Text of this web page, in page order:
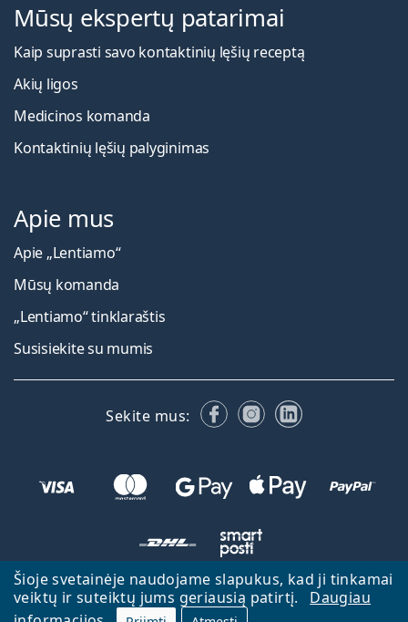
Šioje svetainėje naudojame slapukus, kad ji tinkamai
veiktų ir suteiktų jums geriausią patirtį.
Daugiau
Mūsų ekspertų patarimai
Kaip suprasti savo kontaktinių lęšių receptą
Akių ligos
Medicinos komanda
Kontaktinių lęšių palyginimas
Apie mus
Apie „Lentiamo“
Mūsų komanda
„Lentiamo“ tinklaraštis
Susisiekite su mumis
Sekite mus: FacebookInstagram
LinkedIn
Atgal į pagrindinį puslapį
Eiti aukštyn